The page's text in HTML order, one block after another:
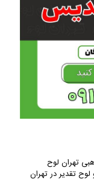
تهران لوح
تقدیر در تهران